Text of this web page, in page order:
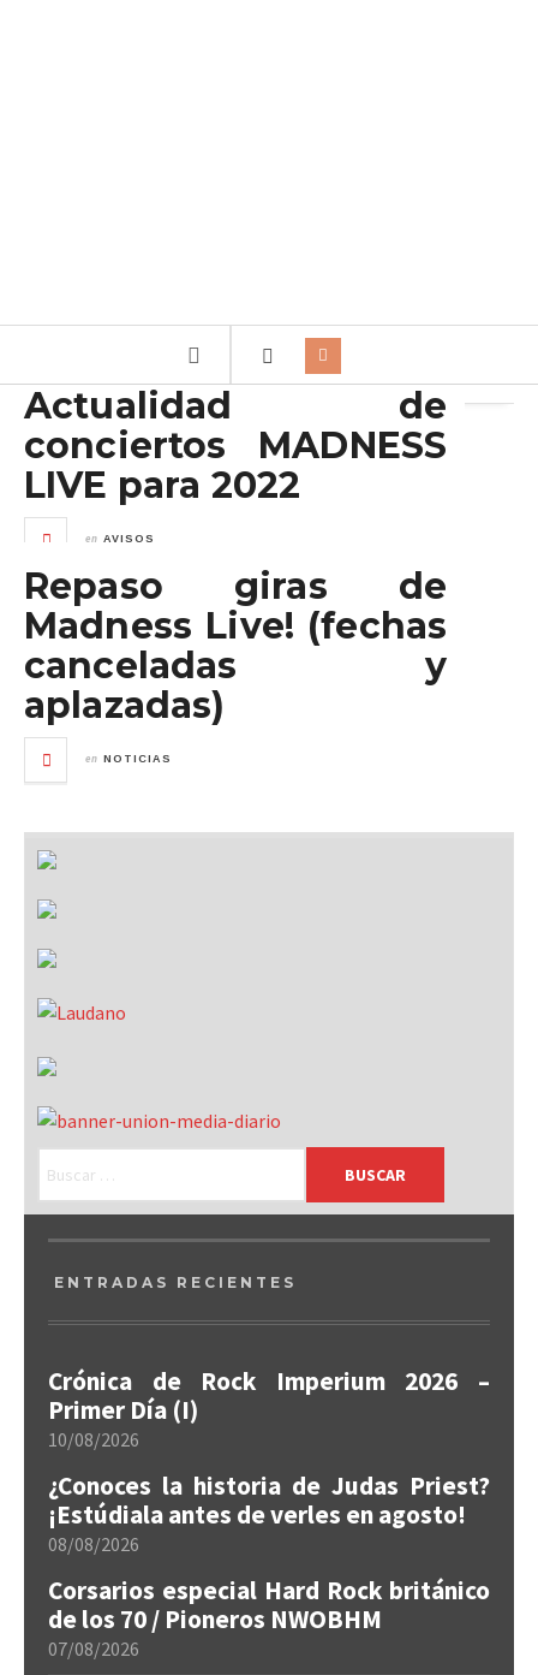
Actualidad de
conciertos MADNESS
LIVE para 2022
en AVISOS
Repaso giras de
Madness Live! (fechas
canceladas y
aplazadas)
en NOTICIAS
ENTRADAS RECIENTES
Crónica de Rock Imperium 2026 –
Primer Día (I)
10/08/2026
¿Conoces la historia de Judas Priest?
¡Estúdiala antes de verles en agosto!
08/08/2026
Corsarios especial Hard Rock británico
de los 70 / Pioneros NWOBHM
07/08/2026